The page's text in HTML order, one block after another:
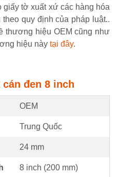
giấy tờ xuất xứ các hàng hóa
quy định của pháp luật..
thương hiệu OEM cũng như
hiệu này tại đây.
đen 8 inch
OEM
Trung Quốc
24 mm
8 inch (200 mm)